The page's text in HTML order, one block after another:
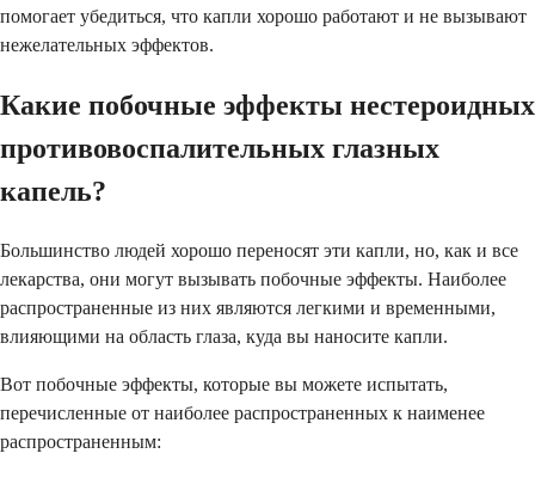
помогает убедиться, что капли хорошо работают и не вызывают
нежелательных эффектов.
Какие побочные эффекты нестероидных
противовоспалительных глазных
капель?
Большинство людей хорошо переносят эти капли, но, как и все
лекарства, они могут вызывать побочные эффекты. Наиболее
распространенные из них являются легкими и временными,
влияющими на область глаза, куда вы наносите капли.
Вот побочные эффекты, которые вы можете испытать,
перечисленные от наиболее распространенных к наименее
распространенным: